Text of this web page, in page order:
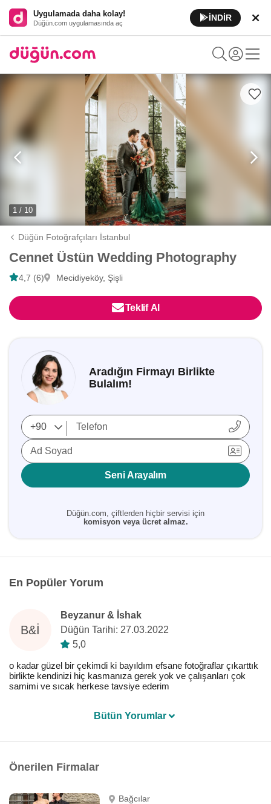
Uygulamada daha kolay!
Düğün.com uygulamasında aç
İNDİR
1 / 10
Düğün Fotoğrafçıları İstanbul
Cennet Üstün Wedding Photography
4,7 (6) Mecidiyeköy, Şişli
Teklif Al
Aradığın Firmayı Birlikte
Bulalım!
Ad Soyad
Seni Arayalım
Düğün.com, çiftlerden hiçbir servisi için
komisyon veya ücret almaz.
En Popüler Yorum
B&İ
Beyzanur & İshak
Düğün Tarihi: 27.03.2022
5,0
o kadar güzel bir çekimdi ki bayıldım efsane fotoğraflar çıkarttık
birlikte kendinizi hiç kasmanıza gerek yok ve çalışanları çok
samimi ve sıcak herkese tavsiye ederim
Bütün Yorumlar
Önerilen Firmalar
Bağcılar